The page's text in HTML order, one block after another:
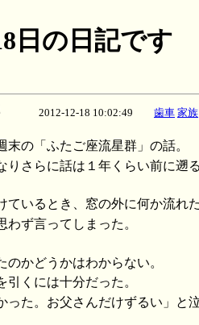
日の日記です
2012-12-18 10:02:49 歯車 家族
末の「ふたご座流星群」の話。
さらに話は１年くらい前に遡る
ているとき、窓の外に何か流れ
わず言ってしまった。
のかどうかはわからない。
引くには十分だった。
った。お父さんだけずるい」と